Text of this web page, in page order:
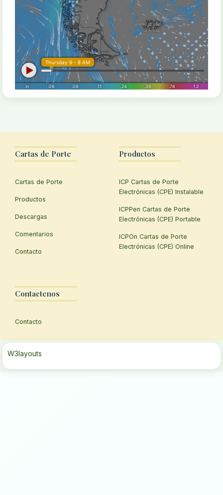
Cartas de Porte
Cartas de Porte
Productos
Descargas
Comentarios
Contacto
Productos
ICP Cartas de Porte
Electrónicas (CPE) Instalable
ICPPen Cartas de Porte
Electrónicas (CPE) Portable
ICPOn Cartas de Porte
Electrónicas (CPE) Online
Contactenos
Contacto
W3layouts